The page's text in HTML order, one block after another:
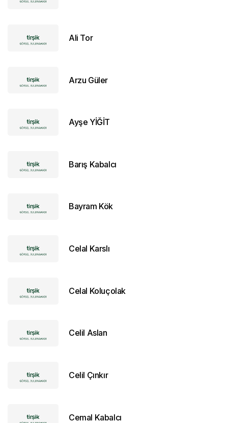
Ali Tor
Arzu Güler
Ayşe YİĞİT
Barış Kabalcı
Bayram Kök
Celal Karslı
Celal Koluçolak
Celil Aslan
Celil Çınkır
Cemal Kabalcı